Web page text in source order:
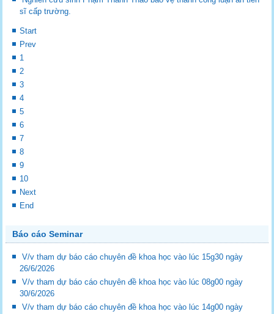
sĩ cấp trường.
Start
Prev
1
2
3
4
5
6
7
8
9
10
Next
End
Báo cáo Seminar
V/v tham dự báo cáo chuyên đề khoa học vào lúc 15g30 ngày
26/6/2026
V/v tham dự báo cáo chuyên đề khoa học vào lúc 08g00 ngày
30/6/2026
V/v tham dự báo cáo chuyên đề khoa học vào lúc 14g00 ngày